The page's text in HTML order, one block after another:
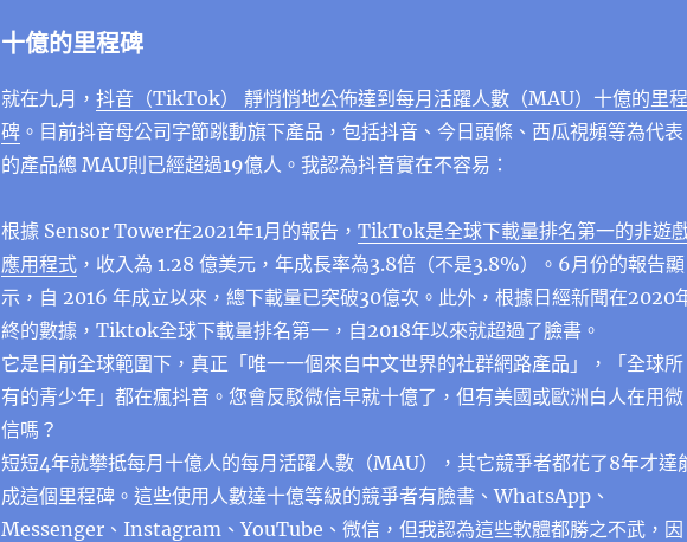
十億的里程碑
就在九月， 抖音（TikTok） 靜悄悄地公佈達到 每月活躍人數（MAU）十億的里程
碑。目前抖音母公司字節跳動旗下產品，包括抖音、今日頭條、西瓜視頻等為代表
的產品總 MAU則已經超過19億人。我認為抖音實在不容易：
根據 Sensor Tower在2021年1月的報告， TikTok是全球下載量排名第一的非遊
應用程式，收入為 1.28 億美元，年成長率為3.8倍（不是3.8%）。6月份的報告顯
示，自 2016 年成立以來，總下載量已突破30億次。此外，根據日經新聞在2020
終的數據，Tiktok全球下載量排名第一，自2018年以來就超過了臉書。
它是目前全球範圍下，真正「唯一一個來自中文世界的社群網路產品」，「全球所
有的青少年」都在瘋抖音。您會反駁微信早就十億了，但有美國或歐洲白人在用微
信嗎？
短短4年就攀抵每月十億人的每月活躍人數（MAU），其它競爭者都花了8年才達
成這個里程碑。這些使用人數達十億等級的競爭者有臉書、WhatsApp、
Messenger、Instagram、YouTube、微信，但我認為這些軟體都勝之不武，因